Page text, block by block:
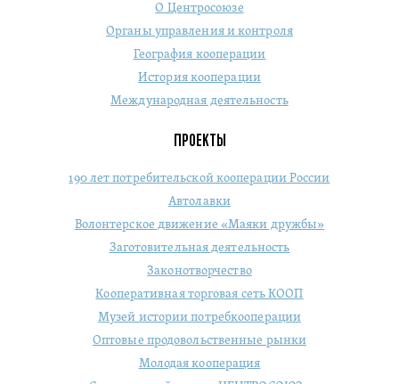
О Центросоюзе
Органы управления и контроля
География кооперации
История кооперации
Международная деятельность
ПРОЕКТЫ
190 лет потребительской кооперации России
Автолавки
Волонтерское движение «Маяки дружбы»
Заготовительная деятельность
Законотворчество
Кооперативная торговая сеть КООП
Музей истории потребкооперации
Оптовые продовольственные рынки
Молодая кооперация